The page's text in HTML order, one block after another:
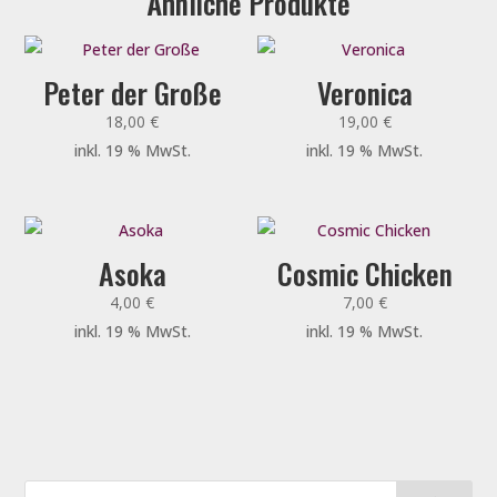
Peter der Große
18,00€
inkl. 19 % MwSt.
Veronica
19,00 €
inkl. 19 % MwSt.
Asoka
4,00€
inkl. 19 % MwSt.
Cosmic Chicken
7,00 €
inkl. 19 % MwSt.